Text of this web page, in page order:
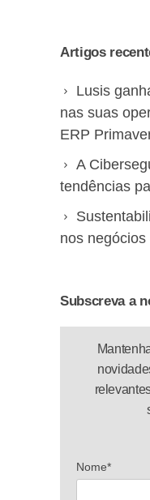
Artigos
Lusis
nas suas
ERP
A
tendências
nos
Subscreva a
Nome*